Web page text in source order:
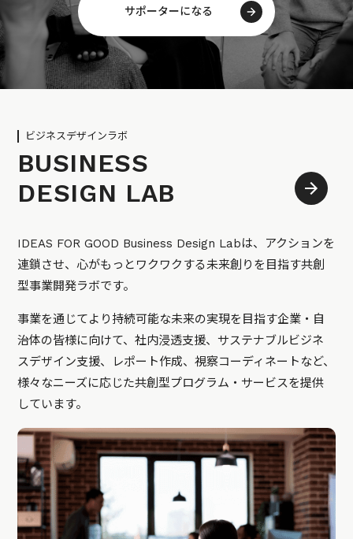
サポーターになる
ビジネスデザインラボ
BUSINESS
DESIGN LAB
IDEAS FOR GOOD Business Design Labは、アクションを
連鎖させ、心がもっとワクワクする未来創りを目指す共創
型事業開発ラボです。
事業を通じてより持続可能な未来の実現を目指す企業・自
治体の皆様に向けて、社内浸透支援、サステナブルビジネ
スデザイン支援、レポート作成、視察コーディネートなど、
様々なニーズに応じた共創型プログラム・サービスを提供
しています。